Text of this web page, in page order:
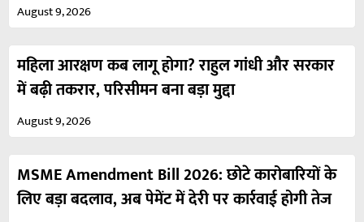
August 9, 2026
महिला आरक्षण कब लागू होगा? राहुल गांधी और सरकार
में बढ़ी तकरार, परिसीमन बना बड़ा मुद्दा
August 9, 2026
MSME Amendment Bill 2026: छोटे कारोबारियों के
लिए बड़ा बदलाव, अब पेमेंट में देरी पर कार्रवाई होगी तेज